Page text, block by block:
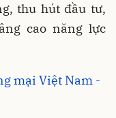
thu hút đầu tư,
cao năng lực
mại Việt Nam -